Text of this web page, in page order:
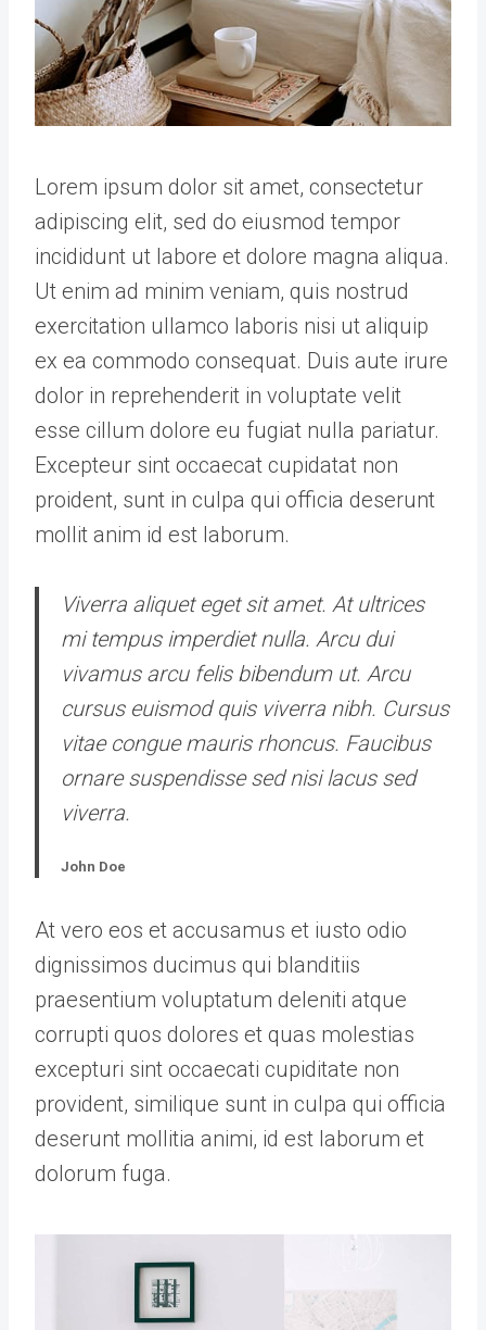
Lorem ipsum dolor sit amet, consectetur
adipiscing elit, sed do eiusmod tempor
incididunt ut labore et dolore magna aliqua.
Ut enim ad minim veniam, quis nostrud
exercitation ullamco laboris nisi ut aliquip
ex ea commodo consequat. Duis aute irure
dolor in reprehenderit in voluptate velit
esse cillum dolore eu fugiat nulla pariatur.
Excepteur sint occaecat cupidatat non
proident, sunt in culpa qui officia deserunt
mollit anim id est laborum.
Viverra aliquet eget sit amet. At ultrices
mi tempus imperdiet nulla. Arcu dui
vivamus arcu felis bibendum ut. Arcu
cursus euismod quis viverra nibh. Cursus
vitae congue mauris rhoncus. Faucibus
ornare suspendisse sed nisi lacus sed
viverra.
John Doe
At vero eos et accusamus et iusto odio
dignissimos ducimus qui blanditiis
praesentium voluptatum deleniti atque
corrupti quos dolores et quas molestias
excepturi sint occaecati cupiditate non
provident, similique sunt in culpa qui officia
deserunt mollitia animi, id est laborum et
dolorum fuga.